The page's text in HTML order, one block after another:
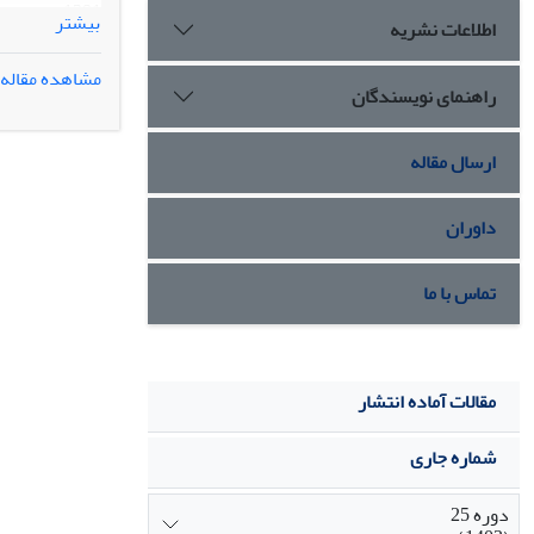
حال حاضر
جمله
بیشتر
مشاهده مقاله
اطلاعات نشریه
راهنمای نویسندگان
ارسال مقاله
داوران
تماس با ما
مقالات آماده انتشار
شماره جاری
دوره 25